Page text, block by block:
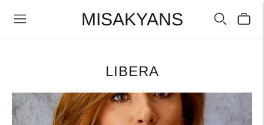
MISAKYANS
LIBERA